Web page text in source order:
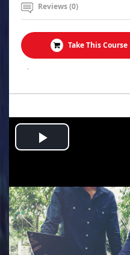
Reviews (0)
Take This Course
.
Play